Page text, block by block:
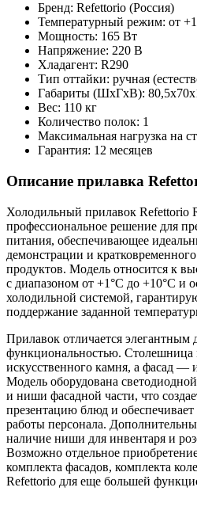
Бренд: Refettorio (Россия)
Температурный режим: от
Мощность: 165 Вт
Напряжение: 220 В
Хладагент: R290
Тип оттайки: ручная
Габариты (ШxГxВ):
Вес: 110 кг
Количество полок: 1
Максимальная нагрузка на
Гарантия: 12 месяцев
Описание прилавка
Холодильный прилавок Refettorio
профессиональное решение для
питания, обеспечивающее
демонстрации и
продуктов. Модель относится к
с диапазоном от +1°C до +10°C и
холодильной системой,
поддержание заданной
Прилавок отличается
функциональностью. Столешница
искусственного камня, а фасад
Модель оборудована
и ниши фасадной части, что
презентацию блюд и
работы персонала.
наличие ниши для инвентаря и
Возможно отдельное
комплекта фасадов, комплекта
Refettorio для еще большей